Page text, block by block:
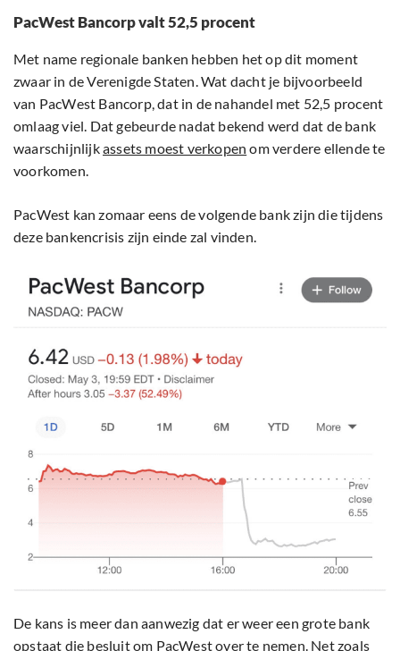
PacWest Bancorp valt 52,5 procent
Met name regionale banken hebben het op dit moment
zwaar in de Verenigde Staten. Wat dacht je bijvoorbeeld
van PacWest Bancorp, dat in de nahandel met 52,5 procent
omlaag viel. Dat gebeurde nadat bekend werd dat de bank
waarschijnlijkassets moest verkopen om verdere ellende te
voorkomen.
PacWest kan zomaar eens de volgende bank zijn die tijdens
deze bankencrisis zijn einde zal vinden.
De kans is meer dan aanwezig dat er weer een grote bank
opstaat die besluit om PacWest over te nemen. Net zoals